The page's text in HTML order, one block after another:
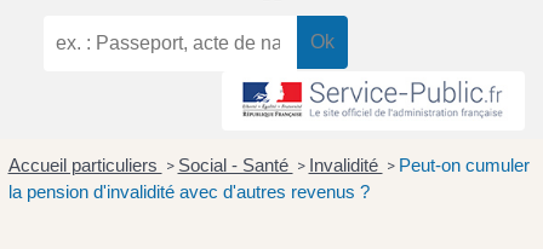
Accueil particuliers > Social - Santé > Invalidité > Peut-on cumuler
la pension d'invalidité avec d'autres revenus ?